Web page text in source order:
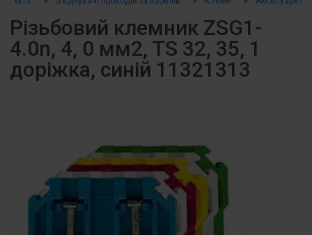
Різьбовий клемник ZSG1-
4.0n, 4, 0 мм2, TS 32, 35, 1
доріжка, синій 11321313